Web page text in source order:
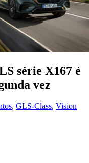
série X167 é
vez
, GLS-Class, Vision